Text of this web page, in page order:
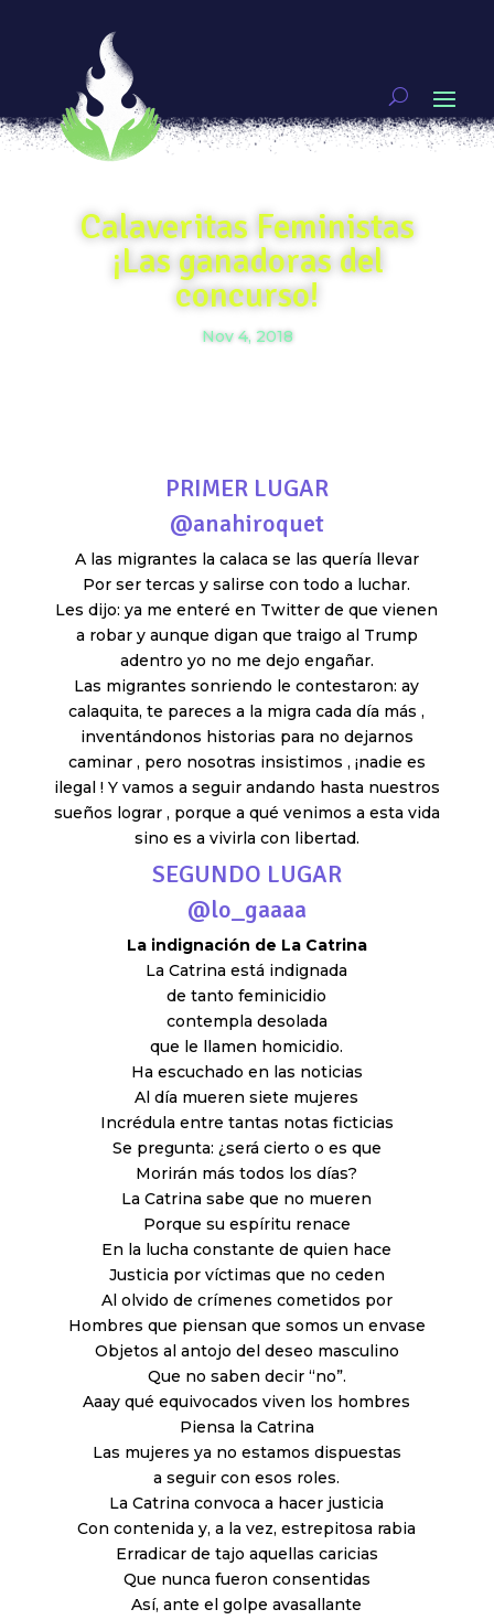
Calaveritas Feministas
¡Las ganadoras del
concurso!
Nov 4, 2018
PRIMER LUGAR
@anahiroquet
A las migrantes la calaca se las quería llevar
Por ser tercas y salirse con todo a luchar.
Les dijo: ya me enteré en Twitter de que vienen
a robar y aunque digan que traigo al Trump
adentro yo no me dejo engañar.
Las migrantes sonriendo le contestaron: ay
calaquita, te pareces a la migra cada día más ,
inventándonos historias para no dejarnos
caminar , pero nosotras insistimos , ¡nadie es
ilegal ! Y vamos a seguir andando hasta nuestros
sueños lograr , porque a qué venimos a esta vida
sino es a vivirla con libertad.
SEGUNDO LUGAR
@lo_gaaaa
La indignación de La Catrina
La Catrina está indignada
de tanto feminicidio
contempla desolada
que le llamen homicidio.
Ha escuchado en las noticias
Al día mueren siete mujeres
Incrédula entre tantas notas ficticias
Se pregunta: ¿será cierto o es que
Morirán más todos los días?
La Catrina sabe que no mueren
Porque su espíritu renace
En la lucha constante de quien hace
Justicia por víctimas que no ceden
Al olvido de crímenes cometidos por
Hombres que piensan que somos un envase
Objetos al antojo del deseo masculino
Que no saben decir “no”.
Aaay qué equivocados viven los hombres
Piensa la Catrina
Las mujeres ya no estamos dispuestas
a seguir con esos roles.
La Catrina convoca a hacer justicia
Con contenida y, a la vez, estrepitosa rabia
Erradicar de tajo aquellas caricias
Que nunca fueron consentidas
Así, ante el golpe avasallante